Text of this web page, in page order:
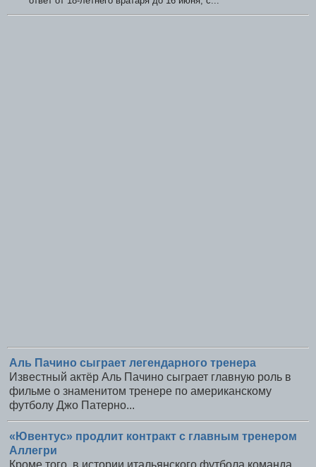
Аль Пачино сыграет легендарного тренера
Известный актёр Аль Пачино сыграет главную роль в
фильме о знаменитом тренере по американскому
футболу Джо Патерно...
«Ювентус» продлит контракт с главным тренером
Аллегри
Кроме того, в истории итальянского футбола команда